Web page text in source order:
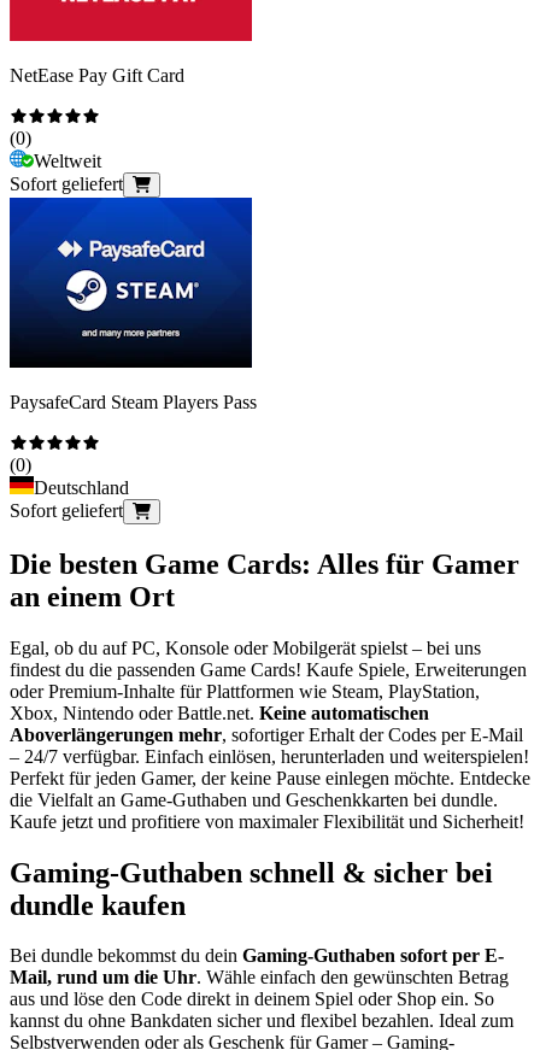
NetEase Pay Gift Card
(0)
Weltweit
Sofort geliefert
PaysafeCard Steam Players Pass
(0)
Deutschland
Sofort geliefert
Die besten Game Cards: Alles für Gamer
an einem Ort
Egal, ob du auf PC, Konsole oder Mobilgerät spielst – bei uns
findest du die passenden Game Cards! Kaufe Spiele, Erweiterungen
oder Premium-Inhalte für Plattformen wie Steam, PlayStation,
Xbox, Nintendo oder Battle.net. Keine automatischen
Aboverlängerungen mehr, sofortiger Erhalt der Codes per E-Mail
– 24/7 verfügbar. Einfach einlösen, herunterladen und weiterspielen!
Perfekt für jeden Gamer, der keine Pause einlegen möchte. Entdecke
die Vielfalt an Game-Guthaben und Geschenkkarten bei dundle.
Kaufe jetzt und profitiere von maximaler Flexibilität und Sicherheit!
Gaming-Guthaben schnell & sicher bei
dundle kaufen
Bei dundle bekommst du dein Gaming-Guthaben sofort per E-
Mail, rund um die Uhr. Wähle einfach den gewünschten Betrag
aus und löse den Code direkt in deinem Spiel oder Shop ein. So
kannst du ohne Bankdaten sicher und flexibel bezahlen. Ideal zum
Selbstverwenden oder als Geschenk für Gamer – Gaming-